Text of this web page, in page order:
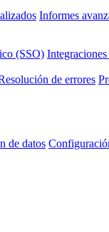
Informes
(SSO)
de errores
de datos